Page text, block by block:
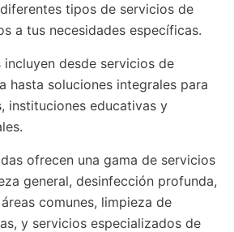
tipos de servicios de
a tus necesidades específicas.
incluyen desde servicios de
hasta soluciones integrales para
instituciones educativas y
ofrecen una gama de servicios
general, desinfección profunda,
comunes, limpieza de
y servicios especializados de